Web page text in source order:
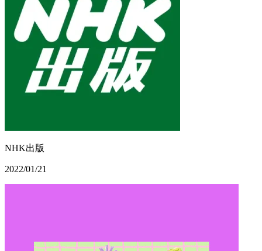
NHK出版
2022/01/21